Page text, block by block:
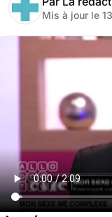
Mis à jour le